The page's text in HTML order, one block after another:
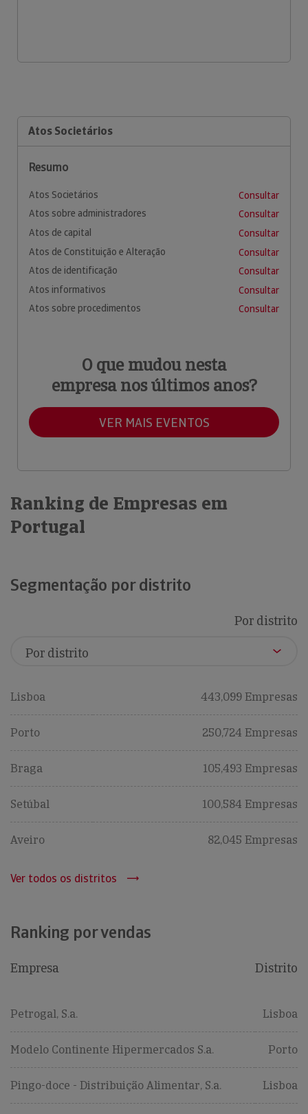
Atos Societários
Resumo
Atos Societários
Consultar
Atos sobre administradores
Consultar
Atos de capital
Consultar
Atos de Constituição e Alteração
Consultar
Atos de identificação
Consultar
Atos informativos
Consultar
Atos sobre procedimentos
Consultar
O que mudou nesta
empresa nos últimos anos?
VER MAIS EVENTOS
Ranking de Empresas em
Portugal
Segmentação por distrito
Por distrito
Lisboa 443,099 Empresas
Porto 250,724 Empresas
Braga 105,493 Empresas
Setúbal 100,584 Empresas
Aveiro 82,045 Empresas
Ver todos os distritos
Ranking por vendas
Empresa Distrito
Petrogal, S.a. Lisboa
Modelo Continente Hipermercados S.a. Porto
Pingo-doce - Distribuição Alimentar, S.a. Lisboa